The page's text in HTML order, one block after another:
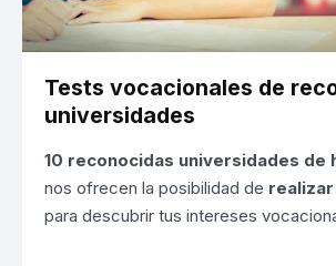
Tests vocacionales de
universidades
10 reconocidas universidades de
nos ofrecen la posibilidad de
para descubrir tus intereses